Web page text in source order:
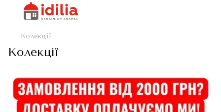
Колекції
Колекції